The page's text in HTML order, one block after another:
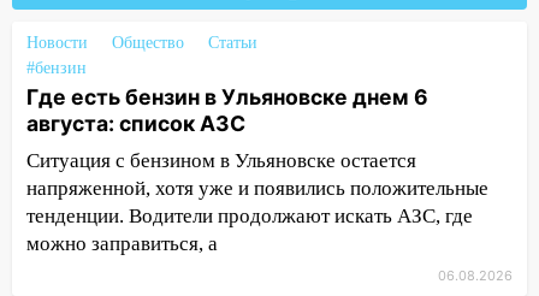
15:00
В Ульяновске после тройного ДТП
госпитализировали 25-летнего байкера
14:32 На Ульяновскую область
надвигается жара
14:08 Пешеход переходил по «зебре»:
подробности серьезной аварии на
Фруктовой
Новости Общество
Статьи
#бензин
Где есть бензин в Ульяновске днем 6
августа: список АЗС
Ситуация с бензином в Ульяновске остается
напряженной, хотя уже и появились положительные
тенденции. Водители продолжают искать АЗС, где
можно заправиться, а
06.08.2026